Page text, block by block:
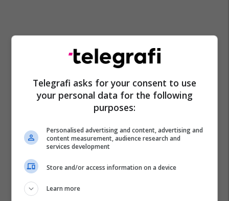
Telegrafi asks for your consent to use
your personal data for the following
purposes:
Personalised advertising and content, advertising and
content measurement, audience research and
services development
Store and/or access information on a device
Learn more